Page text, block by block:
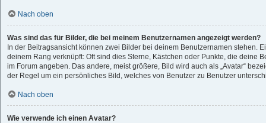
Nach oben
Was sind das für Bilder, die bei meinem Benutzernamen angezeigt werden?
In der Beitragsansicht können zwei Bilder bei deinem Benutzernamen stehen.
deinem Rang verknüpft: Oft sind dies Sterne, Kästchen oder Punkte, die deine
im Forum angeben. Das andere, meist größere, Bild wird auch als „Avatar“
der Regel um ein persönliches Bild, welches von Benutzer zu Benutzer
Nach oben
Wie verwende ich einen Avatar?